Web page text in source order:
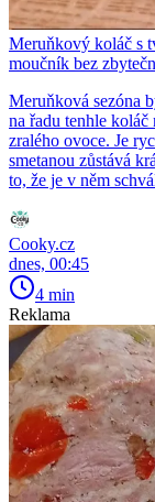
Meruňkový koláč s
moučník bez
Meruňková sezóna
na řadu tenhle
zralého ovoce. Je
smetanou zůstává
to, že je v něm
Cooky.cz
dnes, 00:45
4 min
Reklama